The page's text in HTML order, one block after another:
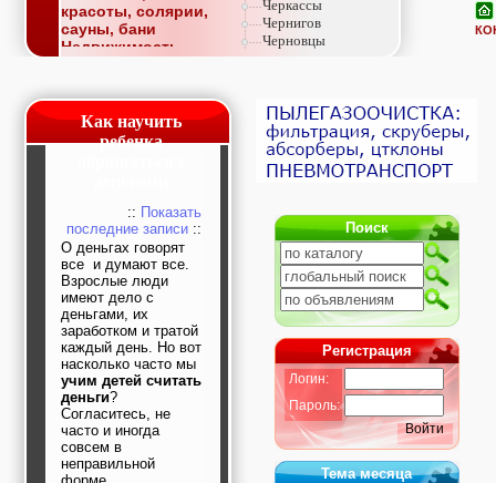
красоты, солярии,
сауны, бани
Недвижимость,
Окна, стекло,
витражи, входные
группы, двери,
курсы, обучение,
тренинги, семинары,
повышение
квалификации
Промышленное
оборудование:
заводы, предприятия,
фабрики, легкая
промышленность,
металлургия
Развлечения и
активный отдых:
спортклубы, фитнес,
бильярд, боулинг,
кино, спорттовары,
экстим
Черкассы
Чернигов
Черновцы
Как научить
ребенка
:: Показать
последние записи ::
О деньгах говорят
все и думают все.
Взрослые люди
имеют дело с
деньгами, их
заработком и тратой
каждый день. Но вот
насколько часто мы
учим детей считать
деньги?
Согласитесь, не
часто и иногда
совсем в
неправильной
Поиск
Регистрация
Логин:
Пароль:
Войти
Тема месяца